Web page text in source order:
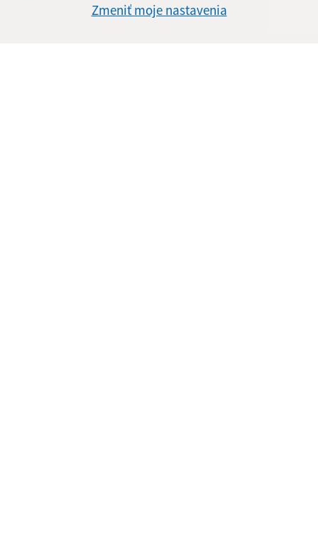
Zmeniť moje nastavenia